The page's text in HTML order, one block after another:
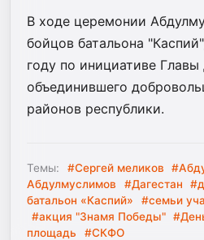
В ходе церемонии
бойцов батальона
году по инициативе Главы
объединившего
районов республики.
Темы: #Сергей меликов
Абдулмуслимов
#Дагестан
батальон «Каспий»
#семьи
#акция "Знамя Победы"
площадь
#СКФО